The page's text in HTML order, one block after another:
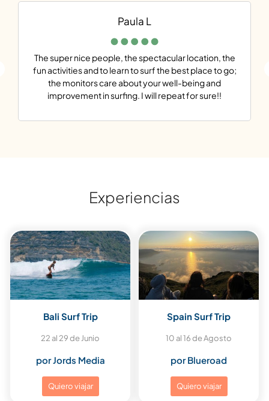
Paula L
The super nice people, the spectacular location, the
fun activities and to learn to surf the best place to go;
the monitors care about your well-being and
improvement in surfing. I will repeat for sure!!
Experiencias
Bali Surf Trip
22 al 29 de Junio
por Jords Media
Quiero viajar
Spain Surf Trip
10 al 16 de Agosto
por Blueroad
Quiero viajar